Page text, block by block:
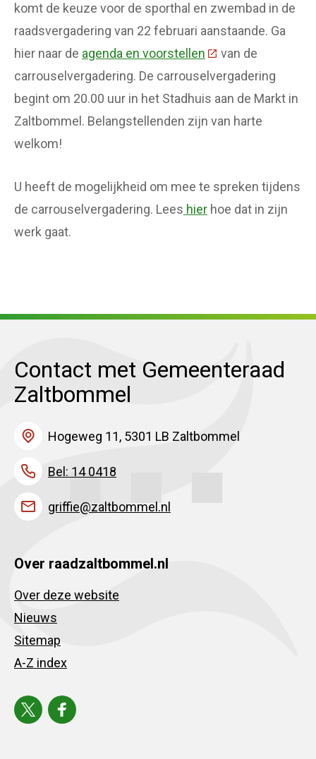
komt de keuze voor de sporthal en zwembad in de
raadsvergadering van 22 februari aanstaande. Ga
hier naar de agenda en voorstellen (Deze link gaat
van de
carrouselvergadering. De carrouselvergadering
begint om 20.00 uur in het Stadhuis aan de Markt in
Zaltbommel. Belangstellenden zijn van harte
welkom!
U heeft de mogelijkheid om mee te spreken tijdens
de carrouselvergadering. Lees hier hoe dat in zijn
werk gaat.
Contact met Gemeenteraad
Zaltbommel
Hogeweg 11, 5301 LB Zaltbommel
Bel: 14 0418
griffie@zaltbommel.nl
Over raadzaltbommel.nl
Over deze website
Nieuws
Sitemap
A-Z index